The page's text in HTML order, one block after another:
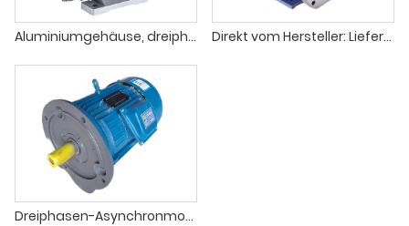
Aluminiumgehäuse, dreiphasiger horizontaler Kleinmotorflansch Direkt vom Hersteller: Lieferung von Drehstrom-Asynchronmotoren
Dreiphasen-Asynchronmotor komplett aus Kupfer, 380 V